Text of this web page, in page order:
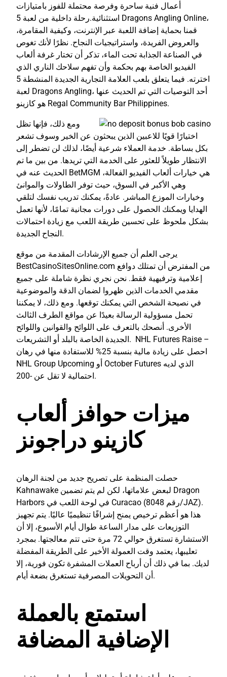
أعمال فنية ساحرة وفرصة محتملة للفوز بامتيازات
استثنائية.رحلة داخلية من لعبة 5 Dragons Angling Online،
قمنا بحماية إضافة اللعبة عبر الإنترنت، وكيفية المقامرة،
والعروض الفريدة، واستراتيجيات النجاح. نظرًا لأنك تغوص
في الصناعة الجذابة تحت الماء، تذكر أن تختار غرفة ألعاب
الفيديو الخاصة بهم بحكمة وأن تفهم سلاحك الناري الذي
اخترته. فيما يتعلق بلعب العلامة التجارية الجديدة المنشطة 5
لعبة Dragons Angling، أحد التوصيات التي تم الحديث عنها
هو كازينو Regal Community Bar Philippines.
ومع ذلك، فإنها تظل
اختيارًا قويًا للاعبين الذين يبحثون عن الخير وسوف تشعر
بكل بساطة. خدمة العملاء شرعية أيضًا، لذلك لن تضطر إلى
الانتظار طويلاً للعثور على الخدمة التي تريدها. من بين ما تم
الحديث عنه في BetMGM هي خيارات ألعاب الفيديو الفعالة،
وهي الأكبر في السوق، حيث توفر الطاولات والموانئ
وخيارات الموزع المباشر. عادةً، يمكنك تدريب نفسك لتلقي
الهدايا ويمكنك الحصول على دورات مجانية تمامًا، لأنها تعمل
بشكل ملحوظ على تحسين طريقة اللعب مع زيادة احتمالات
النجاح الجديدة.
يرجى العلم أن جميع الإرشادات المقدمة من موقع
BestCasinoSitesOnline.com من المفترض أن تمتلك دوافع
إعلامية وترفيهية فقط. نحن نجري نظرة شاملة على جميع
مقدمي الخدمات الذين ظهروا لضمان الدقة والموضوعية
في نصيحة الشخص التي يمكنك توقعها. ومع ذلك، لا يمكننا
تحمل مسؤولية الرسالة بعيدًا عن مواقع الطرف الثالث
الأخرى. أنصحك بالتعرف على اللوائح والقوانين واللوائح
الجديدة الخاصة بالبلد أو التشريعات. NHL Futures Raise –
احصل على زيادة مالية بنسبة 25% للاستفادة منها في رهان
NHL Group Upcoming أو October Futures الذي لديه
احتمالية لا تقل عن -200.
ميزات حوافز ألعاب
كازينو دراجونز
حصلت المنظمة على تصريح جديد من لجنة الرهان
Kahnawake لبعض علاماتها، لكن لم يتم تضمين Dragon
Harbors في لوحة اللعب في Curacao (رقم 8048/JAZ).
هذا هو أعظم ترخيص يمنح إشرافًا تنظيميًا عاليًا. يتم تجهيز
التوزيعات على مدار الساعة طوال أيام الأسبوع، إلا أن
الاستشارة تستغرق حوالي 72 مرة حتى تتم معالجتها. بمجرد
تعليبها، يعتمد وقت العمولة الأخير على الطريقة المفضلة
لديك. بما في ذلك أن أرباح العملات المشفرة تكون فورية، إلا
أن التحويلات المصرفية تستغرق بضعة أيام.
استمتع بالعملة
الإضافية المضافة